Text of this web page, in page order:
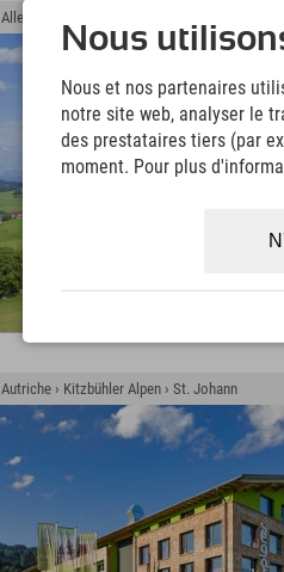
Allemagne › Allgäu › Königsschlösser ›
Autriche › Kitzbühler Alpen › St. Johann
Nous
Nous et nos partenaires
notre site web, analyser le
des prestataires tiers (par
moment. Pour plus